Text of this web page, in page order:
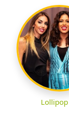
Lollipop